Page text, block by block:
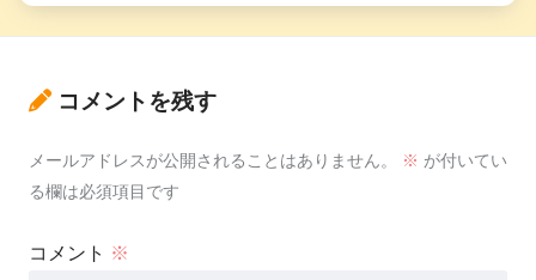
コメントを残す
メールアドレスが公開されることはありません。 ※ が付いてい
る欄は必須項目です
コメント ※